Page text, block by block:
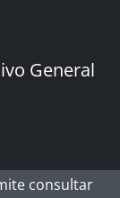
General
consultar